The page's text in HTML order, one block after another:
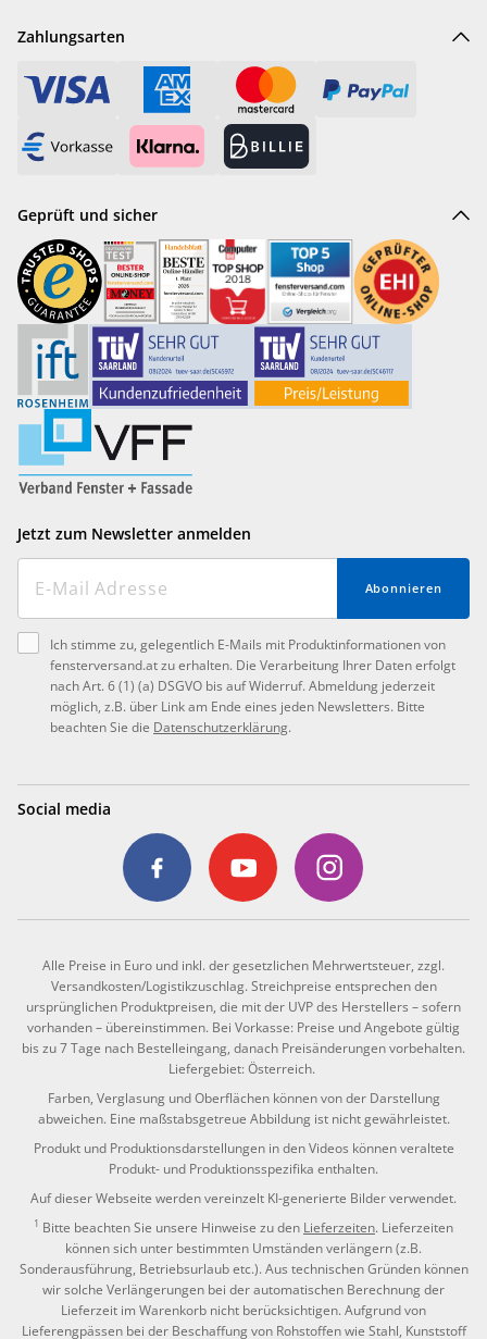
Zahlungsarten
Geprüft und sicher
Jetzt zum Newsletter anmelden
Abonnieren
Ich stimme zu, gelegentlich E-Mails mit Produktinformationen von
fensterversand.at zu erhalten. Die Verarbeitung Ihrer Daten erfolgt
nach Art. 6 (1) (a) DSGVO bis auf Widerruf. Abmeldung jederzeit
möglich, z.B. über Link am Ende eines jeden Newsletters. Bitte
beachten Sie die Datenschutzerklärung.
Social media
Alle Preise in Euro und inkl. der gesetzlichen Mehrwertsteuer, zzgl.
Versandkosten/Logistikzuschlag. Streichpreise entsprechen den
ursprünglichen Produktpreisen, die mit der UVP des Herstellers – sofern
vorhanden – übereinstimmen. Bei Vorkasse: Preise und Angebote gültig
bis zu 7 Tage nach Bestelleingang, danach Preisänderungen vorbehalten.
Liefergebiet: Österreich.
Farben, Verglasung und Oberflächen können von der Darstellung
abweichen. Eine maßstabsgetreue Abbildung ist nicht gewährleistet.
Produkt und Produktionsdarstellungen in den Videos können veraltete
Produkt- und Produktionsspezifika enthalten.
Auf dieser Webseite werden vereinzelt KI-generierte Bilder verwendet.
1 Bitte beachten Sie unsere Hinweise zu den Lieferzeiten. Lieferzeiten
können sich unter bestimmten Umständen verlängern (z.B.
Sonderausführung, Betriebsurlaub etc.). Aus technischen Gründen können
wir solche Verlängerungen bei der automatischen Berechnung der
Lieferzeit im Warenkorb nicht berücksichtigen. Aufgrund von
Lieferengpässen bei der Beschaffung von Rohstoffen wie Stahl, Kunststoff